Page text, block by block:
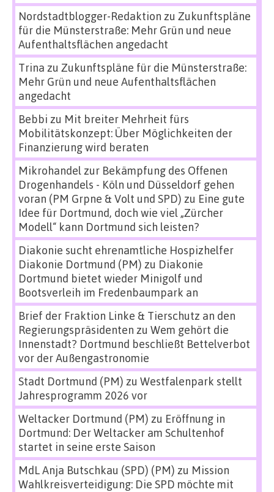
Nordstadtblogger-Redaktion zu Zukunftspläne
für die Münsterstraße: Mehr Grün und neue
Aufenthaltsflächen angedacht
Trina zu Zukunftspläne für die Münsterstraße:
Mehr Grün und neue Aufenthaltsflächen
angedacht
Bebbi zu Mit breiter Mehrheit fürs
Mobilitätskonzept: Über Möglichkeiten der
Finanzierung wird beraten
Mikrohandel zur Bekämpfung des Offenen
Drogenhandels - Köln und Düsseldorf gehen
voran (PM Grpne & Volt und SPD) zu Eine gute
Idee für Dortmund, doch wie viel „Zürcher
Modell“ kann Dortmund sich leisten?
Diakonie sucht ehrenamtliche Hospizhelfer
Diakonie Dortmund (PM) zu Diakonie
Dortmund bietet wieder Minigolf und
Bootsverleih im Fredenbaumpark an
Brief der Fraktion Linke & Tierschutz an den
Regierungspräsidenten zu Wem gehört die
Innenstadt? Dortmund beschließt Bettelverbot
vor der Außengastronomie
Stadt Dortmund (PM) zu Westfalenpark stellt
Jahresprogramm 2026 vor
Weltacker Dortmund (PM) zu Eröffnung in
Dortmund: Der Weltacker am Schultenhof
startet in seine erste Saison
MdL Anja Butschkau (SPD) (PM) zu Mission
Wahlkreisverteidigung: Die SPD möchte mit